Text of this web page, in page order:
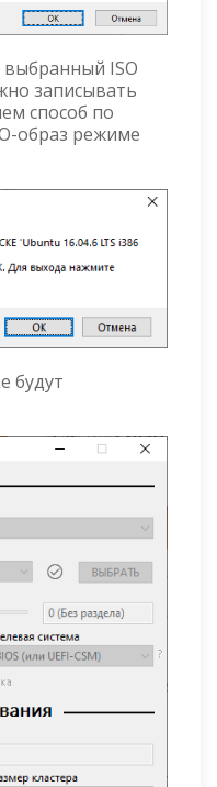
ISO
записывать
способ по
образ режиме
будут